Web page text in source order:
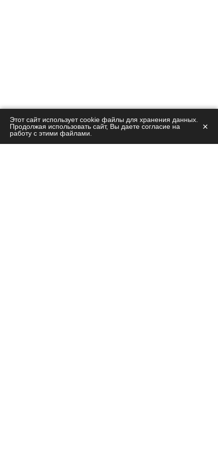
Этот сайт использует cookie файлы для хранения данных.
Продолжая использовать сайт, Вы даете согласие на
работу с этими файлами.
×